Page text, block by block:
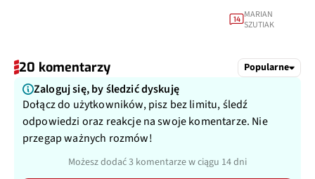
14 MARIAN
SZUTIAK
20 komentarzy Popularne
Zaloguj się, by śledzić dyskuję
Dołącz do użytkowników, pisz bez limitu, śledź
odpowiedzi oraz reakcje na swoje komentarze. Nie
przegap ważnych rozmów!
Możesz dodać 3 komentarze w ciągu 14 dni